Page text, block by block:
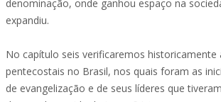
denominação, onde ganhou espaço na
expandiu.
No capítulo seis verificaremos historicamente
pentecostais no Brasil, nos quais foram as
de evangelização e de seus líderes que